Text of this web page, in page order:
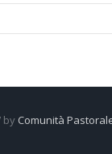
by Comunità